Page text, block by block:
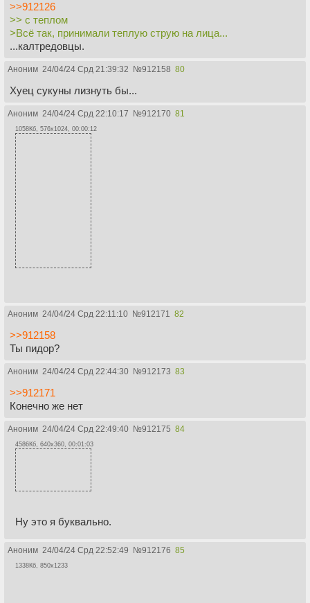
>>912126
>> с теплом
>Всё так, принимали теплую струю на лица...
...калтредовцы.
Аноним 24/04/24 Срд 21:39:32 №912158 80
Хуец сукуны лизнуть бы...
Аноним 24/04/24 Срд 22:10:17 №912170 81
1058Кб, 576x1024, 00:00:12
Аноним 24/04/24 Срд 22:11:10 №912171 82
>>912158
Ты пидор?
Аноним 24/04/24 Срд 22:44:30 №912173 83
>>912171
Конечно же нет
Аноним 24/04/24 Срд 22:49:40 №912175 84
4586Кб, 640x360, 00:01:03
Ну это я буквально.
Аноним 24/04/24 Срд 22:52:49 №912176 85
1338Кб, 850x1233